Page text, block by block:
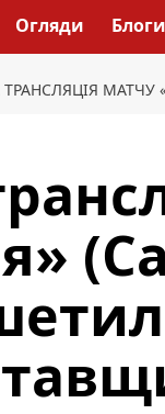
Огляди Блоги
МАТЧУ